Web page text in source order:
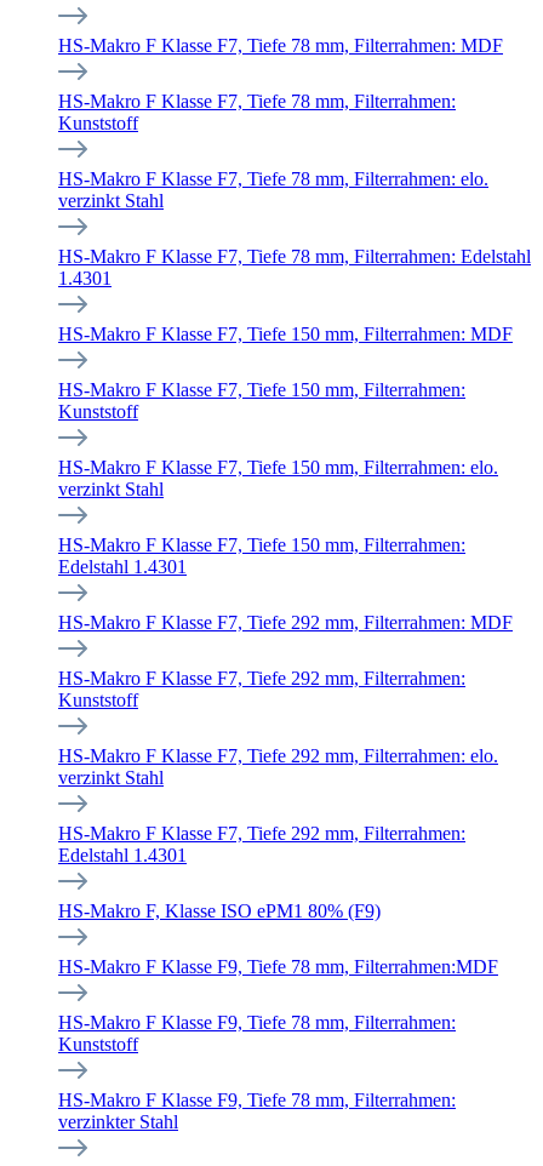
HS-Makro F Klasse F7, Tiefe 78 mm, Filterrahmen: MDF
HS-Makro F Klasse F7, Tiefe 78 mm, Filterrahmen:
Kunststoff
HS-Makro F Klasse F7, Tiefe 78 mm, Filterrahmen: elo.
verzinkt Stahl
HS-Makro F Klasse F7, Tiefe 78 mm, Filterrahmen: Edelstahl
1.4301
HS-Makro F Klasse F7, Tiefe 150 mm, Filterrahmen: MDF
HS-Makro F Klasse F7, Tiefe 150 mm, Filterrahmen:
Kunststoff
HS-Makro F Klasse F7, Tiefe 150 mm, Filterrahmen: elo.
verzinkt Stahl
HS-Makro F Klasse F7, Tiefe 150 mm, Filterrahmen:
Edelstahl 1.4301
HS-Makro F Klasse F7, Tiefe 292 mm, Filterrahmen: MDF
HS-Makro F Klasse F7, Tiefe 292 mm, Filterrahmen:
Kunststoff
HS-Makro F Klasse F7, Tiefe 292 mm, Filterrahmen: elo.
verzinkt Stahl
HS-Makro F Klasse F7, Tiefe 292 mm, Filterrahmen:
Edelstahl 1.4301
HS-Makro F, Klasse ISO ePM1 80% (F9)
HS-Makro F Klasse F9, Tiefe 78 mm, Filterrahmen:MDF
HS-Makro F Klasse F9, Tiefe 78 mm, Filterrahmen:
Kunststoff
HS-Makro F Klasse F9, Tiefe 78 mm, Filterrahmen:
verzinkter Stahl